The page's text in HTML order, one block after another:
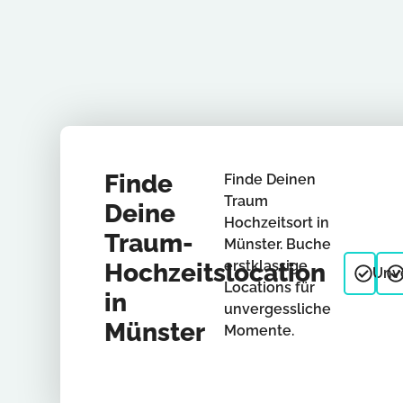
Finde
Deine
Traum-
Hochzeitslocation
in
Münster
Finde Deinen
Traum
Hochzeitsort in
Münster. Buche
erstklassige
Locations für
unvergessliche
Momente.